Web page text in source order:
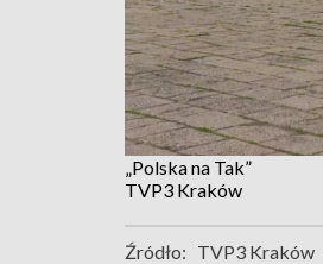
„Polska na Tak”
TVP3 Kraków
Źródło: TVP3 Kraków